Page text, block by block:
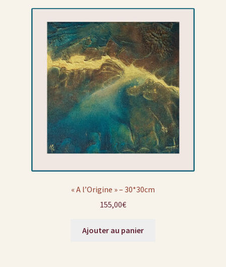
« A l’Origine » – 30*30cm
155,00€
Ajouter au panier